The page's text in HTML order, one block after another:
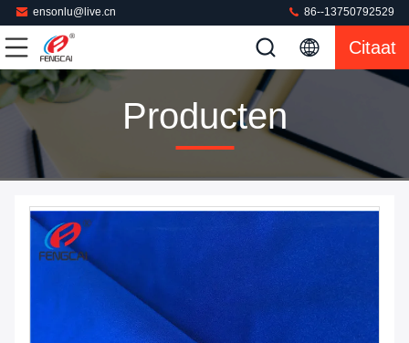
ensonlu@live.cn 86--13750792529
Citaat
Producten